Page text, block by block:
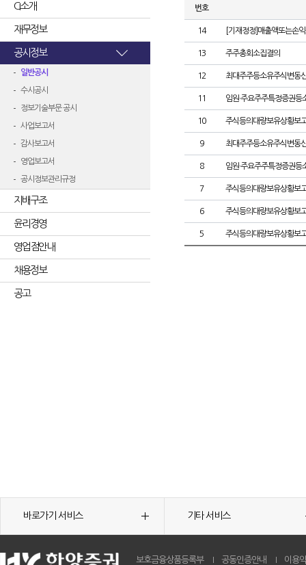
CI소개
재무정보
공시정보
일반공시
수시공시
정보기술부문 공시
사업보고서
감사보고서
영업보고서
공시정보관리규정
지배구조
윤리경영
영업점안내
채용정보
공고
번호
14 [기재정정]매출액또는손
13 주주총회소집결의
12 최대주주등소유주식변동
11 임원·주요주주특정증권등
10 주식등의대량보유상황보
9 최대주주등소유주식변동
8 임원·주요주주특정증권등
7 주식등의대량보유상황보
6 주식등의대량보유상황보
5 주식등의대량보유상황보
바로가기 서비스 기타 서비스
보호금융상품등록부 공동인증안내 이용